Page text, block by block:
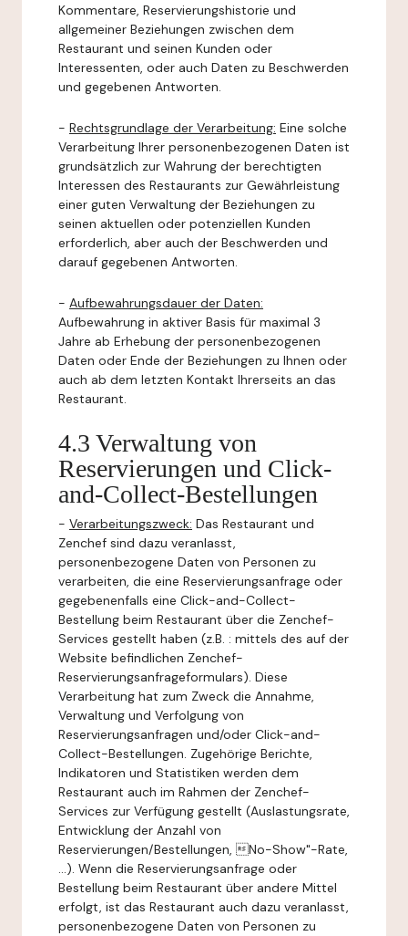
Kommentare, Reservierungshistorie und
allgemeiner Beziehungen zwischen dem
Restaurant und seinen Kunden oder
Interessenten, oder auch Daten zu Beschwerden
und gegebenen Antworten.
- Rechtsgrundlage der Verarbeitung: Eine solche
Verarbeitung Ihrer personenbezogenen Daten ist
grundsätzlich zur Wahrung der berechtigten
Interessen des Restaurants zur Gewährleistung
einer guten Verwaltung der Beziehungen zu
seinen aktuellen oder potenziellen Kunden
erforderlich, aber auch der Beschwerden und
darauf gegebenen Antworten.
- Aufbewahrungsdauer der Daten:
Aufbewahrung in aktiver Basis für maximal 3
Jahre ab Erhebung der personenbezogenen
Daten oder Ende der Beziehungen zu Ihnen oder
auch ab dem letzten Kontakt Ihrerseits an das
Restaurant.
4.3 Verwaltung von
Reservierungen und Click-
and-Collect-Bestellungen
- Verarbeitungszweck: Das Restaurant und
Zenchef sind dazu veranlasst,
personenbezogene Daten von Personen zu
verarbeiten, die eine Reservierungsanfrage oder
gegebenenfalls eine Click-and-Collect-
Bestellung beim Restaurant über die Zenchef-
Services gestellt haben (z.B. : mittels des auf der
Website befindlichen Zenchef-
Reservierungsanfrageformulars). Diese
Verarbeitung hat zum Zweck die Annahme,
Verwaltung und Verfolgung von
Reservierungsanfragen und/oder Click-and-
Collect-Bestellungen. Zugehörige Berichte,
Indikatoren und Statistiken werden dem
Restaurant auch im Rahmen der Zenchef-
Services zur Verfügung gestellt (Auslastungsrate,
Entwicklung der Anzahl von
Reservierungen/Bestellungen, No-Show"-Rate,
...). Wenn die Reservierungsanfrage oder
Bestellung beim Restaurant über andere Mittel
erfolgt, ist das Restaurant auch dazu veranlasst,
personenbezogene Daten von Personen zu